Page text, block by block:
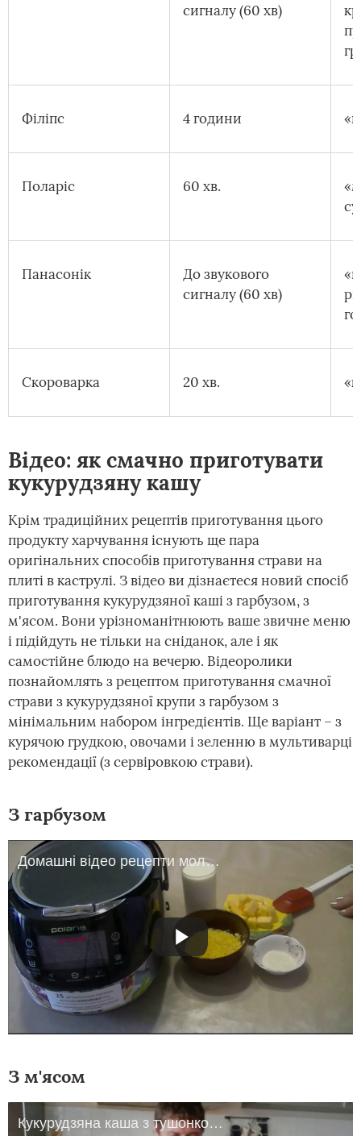
сигналу (60 хв)
Філіпс 4 години
Поларіс 60 хв.
Панасонік
До звукового
сигналу (60 хв)
Скороварка 20 хв.
Відео: як смачно приготувати
кукурудзяну кашу
Крім традиційних рецептів приготування цього
продукту харчування існують ще пара
оригінальних способів приготування страви на
плиті в каструлі. З відео ви дізнаєтеся новий спосіб
приготування кукурудзяної каші з гарбузом, з
м'ясом. Вони урізноманітнюють ваше звичне меню
і підійдуть не тільки на сніданок, але і як
самостійне блюдо на вечерю. Відеоролики
познайомлять з рецептом приготування смачної
страви з кукурудзяної крупи з гарбузом з
мінімальним набором інгредієнтів. Ще варіант – з
курячою грудкою, овочами і зеленню в мультиварці
рекомендації (з сервіровкою страви).
З гарбузом
Домашні відео рецепти молочна кукурудзяна каша з гарбузом в мультиварці
З м'ясом
Кукурудзяна каша з тушонкою, преміум смак!